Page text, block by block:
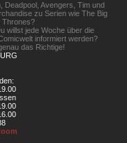
Deadpool, Avengers, Tim und
zu Serien wie The Big
Thrones?
willst jede Woche über die
informiert werden?
das Richtige!